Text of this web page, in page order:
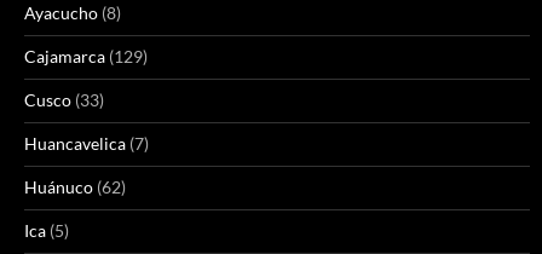
Ayacucho (8)
Cajamarca (129)
Cusco (33)
Huancavelica (7)
Huánuco (62)
Ica (5)